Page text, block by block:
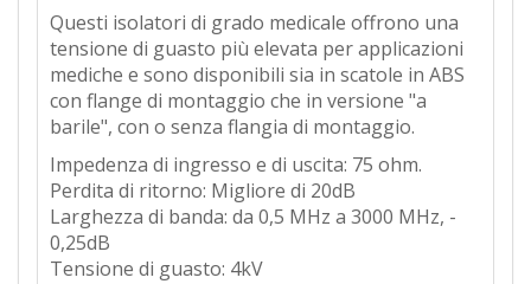
Questi isolatori di grado medicale offrono una
tensione di guasto più elevata per applicazioni
mediche e sono disponibili sia in scatole in ABS
con flange di montaggio che in versione "a
barile", con o senza flangia di montaggio.
Impedenza di ingresso e di uscita: 75 ohm.
Perdita di ritorno: Migliore di 20dB
Larghezza di banda: da 0,5 MHz a 3000 MHz, -
0,25dB
Tensione di guasto: 4kV